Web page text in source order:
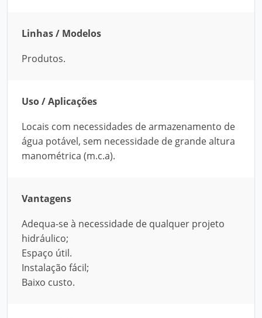
Linhas / Modelos
Produtos.
Uso / Aplicações
Locais com necessidades de armazenamento de
água potável, sem necessidade de grande altura
manométrica (m.c.a).
Vantagens
Adequa-se à necessidade de qualquer projeto
hidráulico;
Espaço útil.
Instalação fácil;
Baixo custo.